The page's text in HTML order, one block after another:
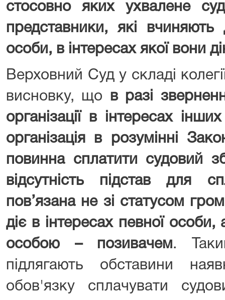
стосовно яких ухвалене
представники, які вчиняють
особи, в інтересах якої вони
Верховний Суд у складі
висновку, що
в разі
організації в інтересах
організація в розумінні
повинна сплатити судовий
відсутність підстав для
пов’язана не зі статусом
діє в інтересах певної
особою – позивачем .
підлягають обставини
обов'язку сплачувати